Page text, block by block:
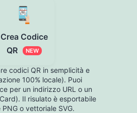
Crea Codice
QR
NEW
codici QR in semplicità e
100% locale). Puoi
per un indirizzo URL o un
Il risulato è esportabile
o vettoriale SVG.